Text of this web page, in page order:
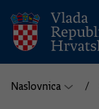
Naslovnica